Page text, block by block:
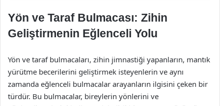
Yön ve Taraf Bulmacası: Zihin
Geliştirmenin Eğlenceli Yolu
Yön ve taraf bulmacaları, zihin jimnastiği yapanların, mantık
yürütme becerilerini geliştirmek isteyenlerin ve aynı
zamanda eğlenceli bulmacalar arayanların ilgisini çeken bir
türdür. Bu bulmacalar, bireylerin yönlerini ve